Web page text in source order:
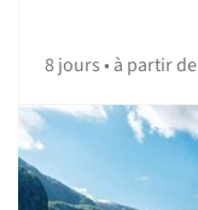
8 jours • à partir de